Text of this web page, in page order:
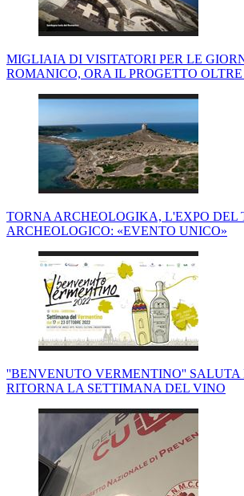
MIGLIAIA DI VISITATORI PER LE
ROMANICO, ORA IL PROGETTO
TORNA ARCHEOLOGIKA, L'EXPO DEL
ARCHEOLOGICO: «EVENTO UNICO»
''BENVENUTO VERMENTINO'' SALUTA
RITORNA LA SETTIMANA DEL VINO